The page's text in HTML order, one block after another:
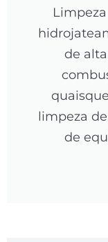
de
limpeza
de